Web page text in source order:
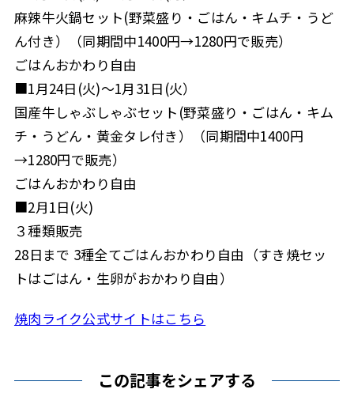
麻辣牛火鍋セット(野菜盛り・ごはん・キムチ・うど
ん付き）（同期間中1400円→1280円で販売）
ごはんおかわり自由
■1月24日(火)～1月31日(火）
国産牛しゃぶしゃぶセット(野菜盛り・ごはん・キム
チ・うどん・黄金タレ付き）（同期間中1400円
→1280円で販売）
ごはんおかわり自由
■2月1日(火)
３種類販売
28日まで 3種全てごはんおかわり自由（すき焼セッ
トはごはん・生卵がおかわり自由）
焼肉ライク公式サイトはこちら
この記事をシェアする